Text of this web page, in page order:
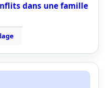
dans une famille